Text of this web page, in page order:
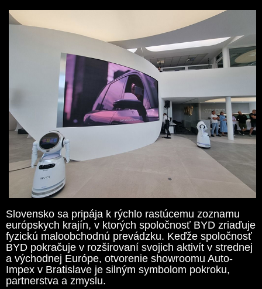
Slovensko sa pripája k rýchlo rastúcemu zoznamu
európskych krajín, v ktorých spoločnosť BYD zriaďuje
fyzickú maloobchodnú prevádzku. Keďže spoločnosť
BYD pokračuje v rozširovaní svojich aktivít v strednej
a východnej Európe, otvorenie showroomu Auto-
Impex v Bratislave je silným symbolom pokroku,
partnerstva a zmyslu.